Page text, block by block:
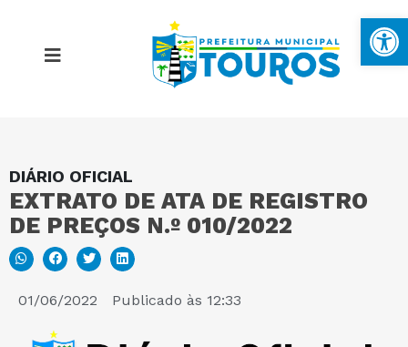
DIÁRIO OFICIAL
EXTRATO DE ATA DE REGISTRO
DE PREÇOS N.º 010/2022
01/06/2022 Publicado às 12:33
MAPA DO SITE
PORTAL DA TRANSPARÊNCIA
E-SIC